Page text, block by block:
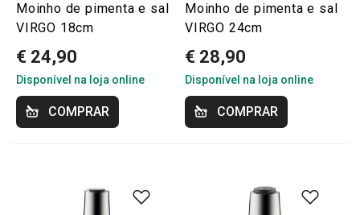
Moinho de pimenta e sal
VIRGO 18cm
€ 24,90
Disponível na loja online
COMPRAR
Moinho de pimenta e sal
VIRGO 24cm
€ 28,90
Disponível na loja online
COMPRAR